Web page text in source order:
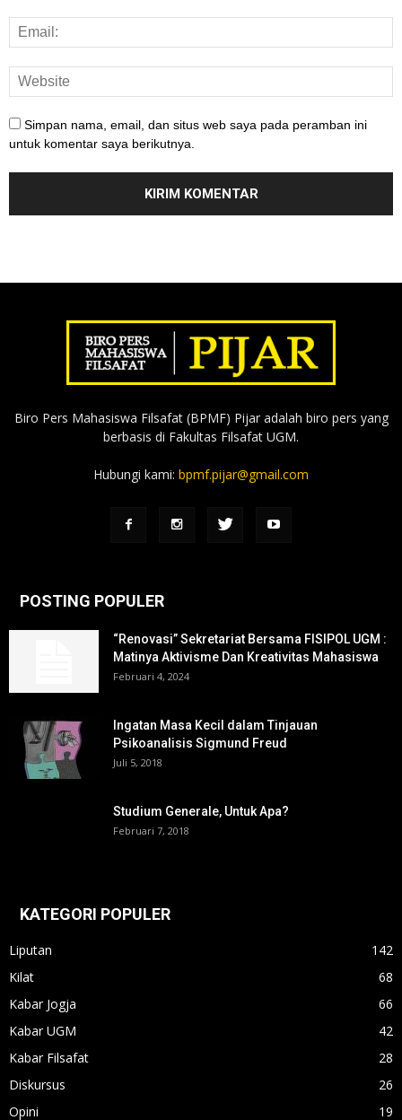
Simpan nama, email, dan situs web saya pada peramban ini
untuk komentar saya berikutnya.
Biro Pers Mahasiswa Filsafat (BPMF) Pijar adalah biro pers yang
berbasis di Fakultas Filsafat UGM.
Hubungi kami: bpmf.pijar@gmail.com
POSTING POPULER
“Renovasi” Sekretariat Bersama FISIPOL UGM :
Matinya Aktivisme Dan Kreativitas Mahasiswa
Februari 4, 2024
Ingatan Masa Kecil dalam Tinjauan
Psikoanalisis Sigmund Freud
Juli 5, 2018
Studium Generale, Untuk Apa?
Februari 7, 2018
KATEGORI POPULER
Liputan
142
Kilat
68
Kabar Jogja
66
Kabar UGM
42
Kabar Filsafat
28
Diskursus
26
Opini
19